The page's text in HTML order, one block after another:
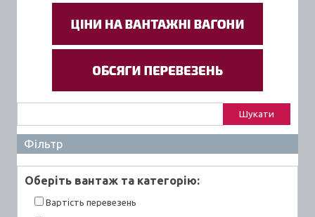
Фільтр
Оберiть вантаж та категорiю:
Вартiсть перевезень